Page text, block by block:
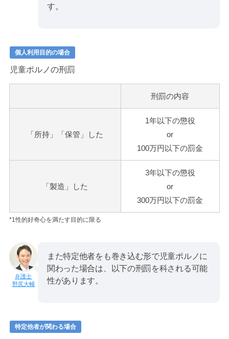
す。
個人利用目的の場合
児童ポルノの刑罰
刑罰の内容
「所持」「保管」した
1年以下の懲役
or
100万円以下の罰金
「製造」した
3年以下の懲役
or
300万円以下の罰金
*1性的好奇心を満たす目的に限る
野尻大輔
また特定他者をも巻き込む形で児童ポルノに
関わった場合は、以下の刑罰を科される可能
性があります。
特定他者が関わる場合